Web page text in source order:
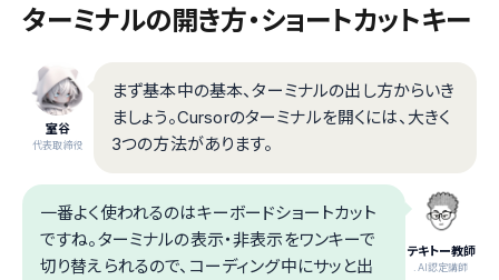
ターミナルの開き方・ショートカットキー
室谷
代表取締役
まず基本中の基本、ターミナルの出し方からいき
ましょう。Cursorのターミナルを開くには、大きく
3つの方法があります。
テキトー教師
.AI認定講師
一番よく使われるのはキーボードショートカット
ですね。ターミナルの表示・非表示をワンキーで
切り替えられるので、コーディング中にサッと出